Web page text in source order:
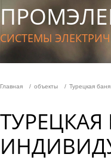
СИСТЕМЫ
Главная объекты Турецкая